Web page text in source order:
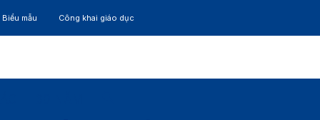
mẫu Công khai giáo dục